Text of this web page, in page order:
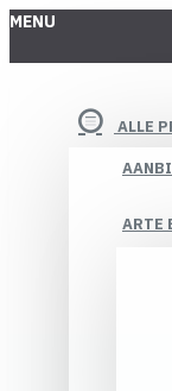
MENU
ALLE
ARTE